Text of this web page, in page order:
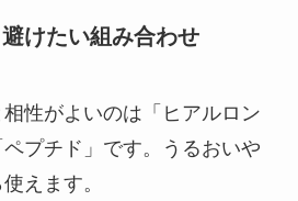
けたい組み合わせ
性がよいのは「ヒアルロン
プチド」です。うるおいや
えます。